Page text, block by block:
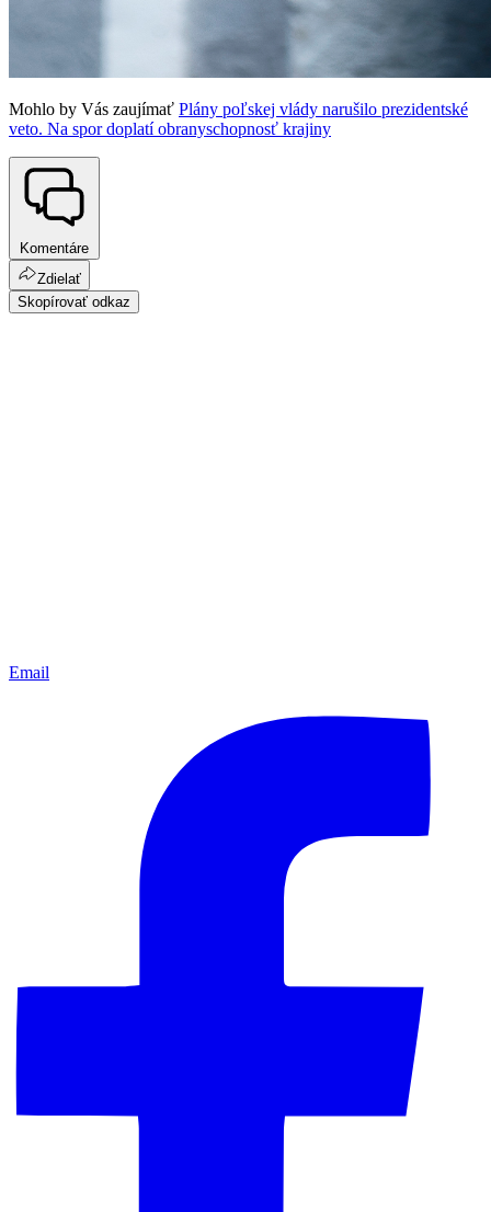
Mohlo by Vás zaujímať Plány poľskej vlády narušilo prezidentské
veto. Na spor doplatí obranyschopnosť krajiny
Komentáre
Zdielať
Skopírovať odkaz
Email